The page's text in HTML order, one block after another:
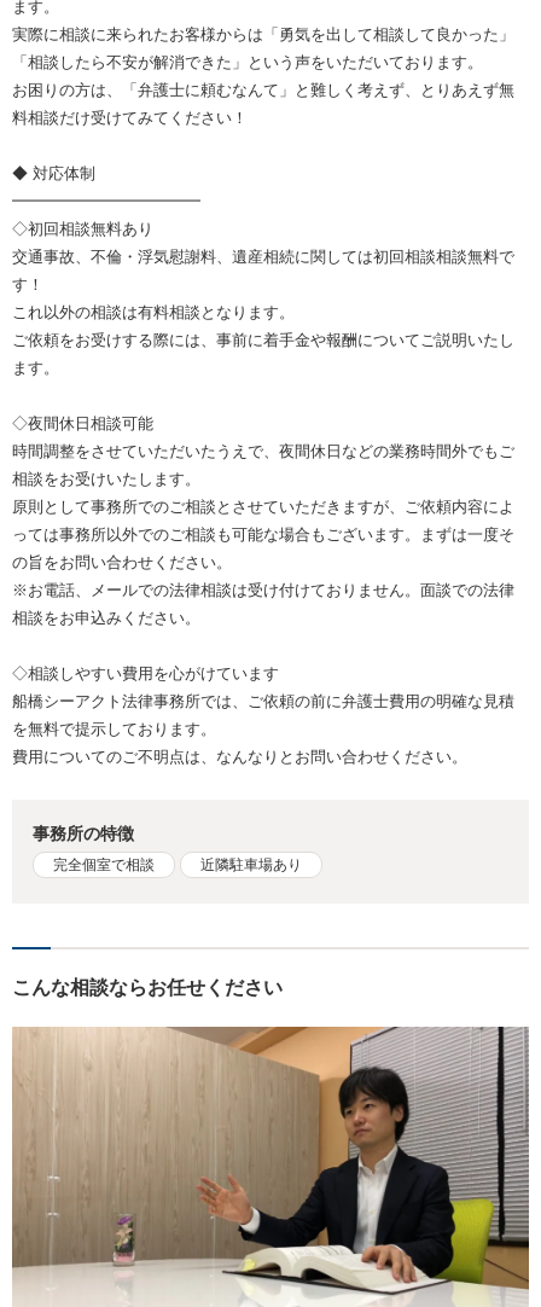
ます。
実際に相談に来られたお客様からは「勇気を出して相談して良かった」
「相談したら不安が解消できた」という声をいただいております。
お困りの方は、「弁護士に頼むなんて」と難しく考えず、とりあえず無
料相談だけ受けてみてください！
◆ 対応体制
━━━━━━━━━━━━
◇初回相談無料あり
交通事故、不倫・浮気慰謝料、遺産相続に関しては初回相談相談無料で
す！
これ以外の相談は有料相談となります。
ご依頼をお受けする際には、事前に着手金や報酬についてご説明いたし
ます。
◇夜間休日相談可能
時間調整をさせていただいたうえで、夜間休日などの業務時間外でもご
相談をお受けいたします。
原則として事務所でのご相談とさせていただきますが、ご依頼内容によ
っては事務所以外でのご相談も可能な場合もございます。まずは一度そ
の旨をお問い合わせください。
※お電話、メールでの法律相談は受け付けておりません。面談での法律
相談をお申込みください。
◇相談しやすい費用を心がけています
船橋シーアクト法律事務所では、ご依頼の前に弁護士費用の明確な見積
を無料で提示しております。
費用についてのご不明点は、なんなりとお問い合わせください。
事務所の特徴
完全個室で相談 近隣駐車場あり
こんな相談ならお任せください